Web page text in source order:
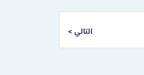
التالي >